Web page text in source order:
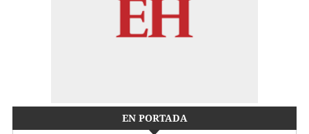
EN PORTADA